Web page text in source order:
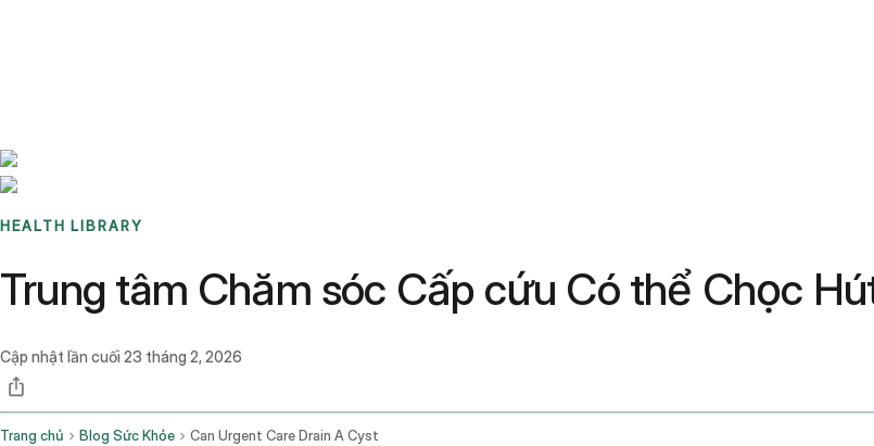
HEALTH LIBRARY
Trung tâm Chăm sóc Cấp cứu Có thể Chọc
Cập nhật lần cuối 23 tháng 2, 2026
Trang chủ Blog Sức Khỏe Can Urgent Care Drain A Cyst